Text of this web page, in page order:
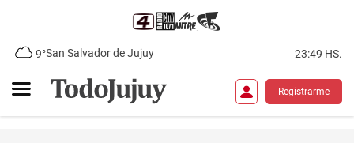
9°San Salvador de Jujuy 23:49 HS.
Registrarme